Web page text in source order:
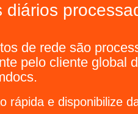
diários
de rede são
pelo cliente global
rápida e disponibilize